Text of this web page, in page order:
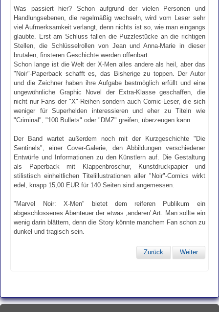
Was passiert hier? Schon aufgrund der vielen Personen und
Handlungsebenen, die regelmäßig wechseln, wird vom Leser sehr
viel Aufmerksamkeit verlangt, denn nichts ist so, wie man eingangs
glaubte. Erst am Schluss fallen die Puzzlestücke an die richtigen
Stellen, die Schlüsselrollen von Jean und Anna-Marie in dieser
brutalen, finsteren Geschichte werden offenbart.
Schon lange ist die Welt der X-Men alles andere als heil, aber das
"Noir"-Paperback schafft es, das Bisherige zu toppen. Der Autor
und die Zeichner haben ihre Aufgabe bestmöglich erfüllt und eine
ungewöhnliche Graphic Novel der Extra-Klasse geschaffen, die
nicht nur Fans der "X"-Reihen sondern auch Comic-Leser, die sich
weniger für Superhelden interessieren und eher zu Titeln wie
"Criminal", "100 Bullets" oder "DMZ" greifen, überzeugen kann.
Der Band wartet außerdem noch mit der Kurzgeschichte "Die
Sentinels", einer Cover-Galerie, den Abbildungen verschiedener
Entwürfe und Informationen zu den Künstlern auf. Die Gestaltung
als Paperback mit Klappenbroschur, Kunstdruckpapier und
stilistisch einheitlichen Titelillustrationen aller "Noir"-Comics wirkt
edel, knapp 15,00 EUR für 140 Seiten sind angemessen.
"Marvel Noir: X-Men" bietet dem reiferen Publikum ein
abgeschlossenes Abenteuer der etwas ,anderen' Art. Man sollte ein
wenig darin blättern, denn die Story könnte manchem Fan schon zu
dunkel und tragisch sein.
Zurück Weiter